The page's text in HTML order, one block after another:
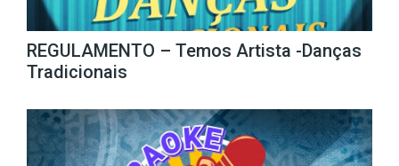
REGULAMENTO – Temos Artista -Danças
Tradicionais